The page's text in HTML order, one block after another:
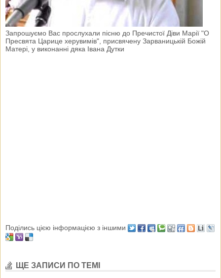
Запрошуємо Вас прослухали пісню до Пречистої Діви Марії "О
Пресвята Царице херувимів", присвячену Зарваницькій Божій
Матері, у виконанні дяка Івана Дутки
Поділись цією інформацією з іншими
ЩЕ ЗАПИСИ ПО ТЕМІ